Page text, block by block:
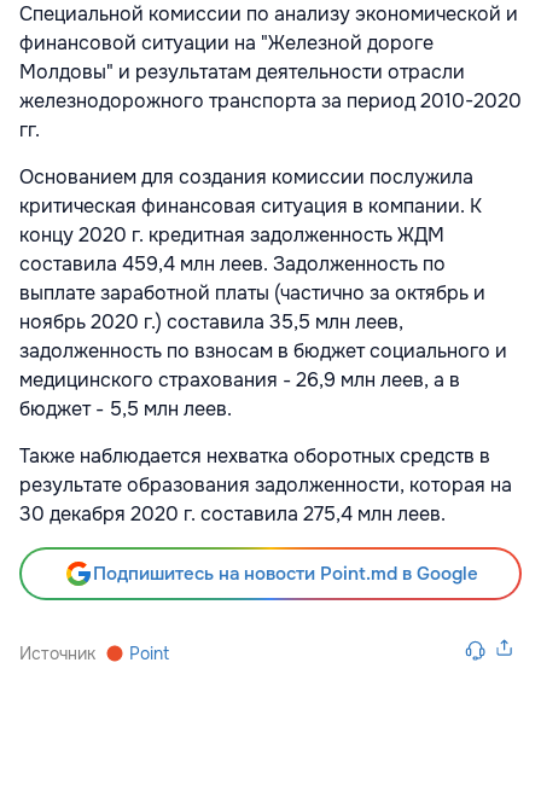
Специальной комиссии по анализу экономической и
финансовой ситуации на "Железной дороге
Молдовы" и результатам деятельности отрасли
железнодорожного транспорта за период 2010-2020
гг.
Основанием для создания комиссии послужила
критическая финансовая ситуация в компании. К
концу 2020 г. кредитная задолженность ЖДМ
составила 459,4 млн леев. Задолженность по
выплате заработной платы (частично за октябрь и
ноябрь 2020 г.) составила 35,5 млн леев,
задолженность по взносам в бюджет социального и
медицинского страхования - 26,9 млн леев, а в
бюджет - 5,5 млн леев.
Также наблюдается нехватка оборотных средств в
результате образования задолженности, которая на
30 декабря 2020 г. составила 275,4 млн леев.
Подпишитесь на новости Point.md в Google
Источник Point